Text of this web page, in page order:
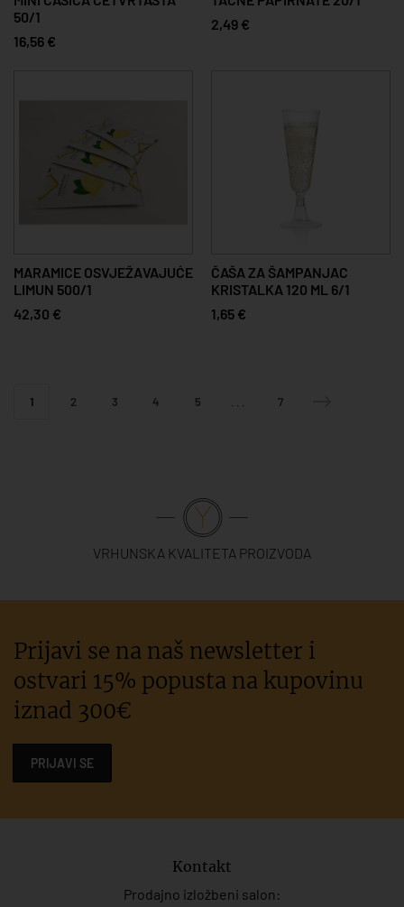
50/1
16,56 €
2,49 €
MARAMICE OSVJEŽAVAJUĆE
LIMUN 500/1
42,30 €
ČAŠA ZA ŠAMPANJAC
KRISTALKA 120 ML 6/1
1,65 €
1 2 3 4 5 ... 7
VRHUNSKA KVALITETA PROIZVODA
Prijavi se na naš newsletter i
ostvari 15% popusta na kupovinu
iznad 300€
PRIJAVI SE
Kontakt
Prodajno izložbeni salon: